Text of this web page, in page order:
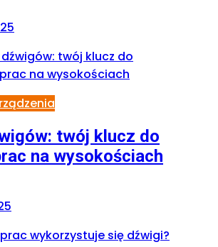
twój klucz do
na wysokościach